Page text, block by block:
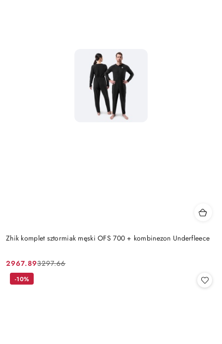
Zhik komplet sztormiak męski OFS 700 + kombinezon Underfleece
Cena
promocyjna:
2967.89
Cena
przed
3297.66
-10%